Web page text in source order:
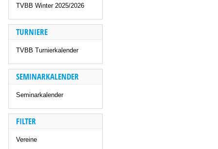
TVBB Winter 2025/2026
TURNIERE
TVBB Turnierkalender
SEMINARKALENDER
Seminarkalender
FILTER
Vereine